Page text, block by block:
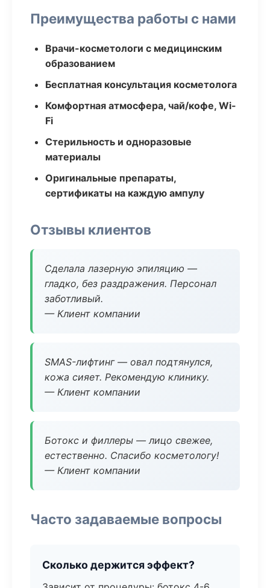
Преимущества работы с нами
Врачи-косметологи с медицинским
образованием
Бесплатная консультация косметолога
Комфортная атмосфера, чай/кофе, Wi-
Fi
Стерильность и одноразовые
материалы
Оригинальные препараты,
сертификаты на каждую ампулу
Отзывы клиентов
Сделала лазерную эпиляцию —
гладко, без раздражения. Персонал
заботливый.
— Клиент компании
SMAS-лифтинг — овал подтянулся,
кожа сияет. Рекомендую клинику.
— Клиент компании
Ботокс и филлеры — лицо свежее,
естественно. Спасибо косметологу!
— Клиент компании
Часто задаваемые вопросы
Сколько держится эффект?